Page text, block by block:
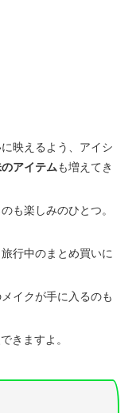
映えるよう、アイシ
アイテムも増えてき
も楽しみのひとつ。
行中のまとめ買いに
イクが手に入るのも
きますよ。